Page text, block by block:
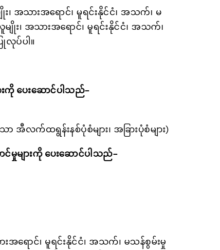
အသားအရောင်၊ မူရင်းနိုင်ငံ၊ အသက်၊ မ
း၊ အသားအရောင်၊ မူရင်းနိုင်ငံ၊ အသက်၊
လုပ်ပါ။
ကို ပေးဆောင်ပါသည်-
အီလက်ထရွန်းနစ်ပုံစံများ၊ အခြားပုံစံများ)
များကို ပေးဆောင်ပါသည်-
ရောင်၊ မူရင်းနိုင်ငံ၊ အသက်၊ မသန်စွမ်းမှု